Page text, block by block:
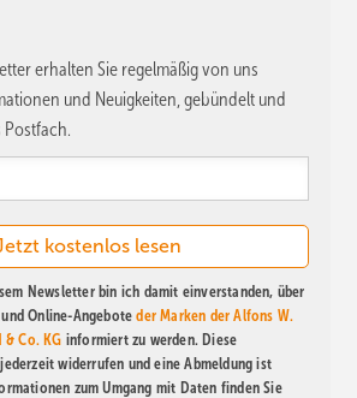
erhalten Sie regelmäßig von uns
und Neuigkeiten, gebündelt und
Postfach.
Newsletter bin ich damit einverstanden, über
Online-Angeboteder Marken der Alfons W.
& Co. KG informiert zu werden. Diese
widerrufen und eine Abmeldung ist
zum Umgang mit Daten finden Sie